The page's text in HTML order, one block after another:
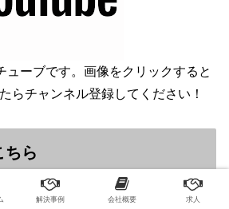
ューブです。画像をクリックすると
らチャンネル登録してください！
ちら
解決事例 会社概要 求人